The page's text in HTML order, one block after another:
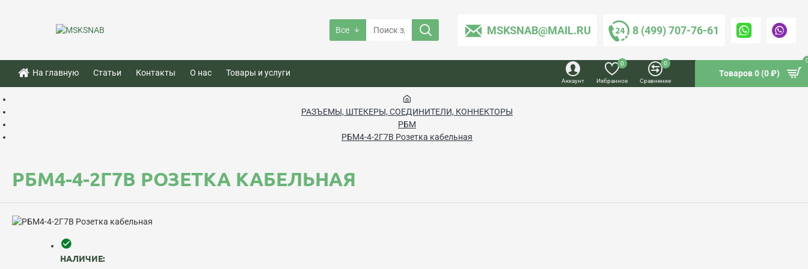
Все MSKSNAB@MAIL.RU 8 (499) 707-76-61
На главную Статьи Контакты О нас Товары и услуги
Аккаунт Избранное
0
Сравнение
0
Товаров 0 (0 ₽)
РАЗЪЕМЫ, ШТЕКЕРЫ, СОЕДИНИТЕЛИ, КОННЕКТОРЫ
РБМ
РБМ4-4-2Г7В Розетка кабельная
РБМ4-4-2Г7В РОЗЕТКА КАБЕЛЬНАЯ
НАЛИЧИЕ: